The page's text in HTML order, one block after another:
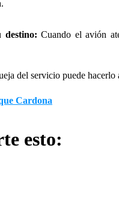
destino:Cuando el avión
del servicio puede
Cardona
esto: